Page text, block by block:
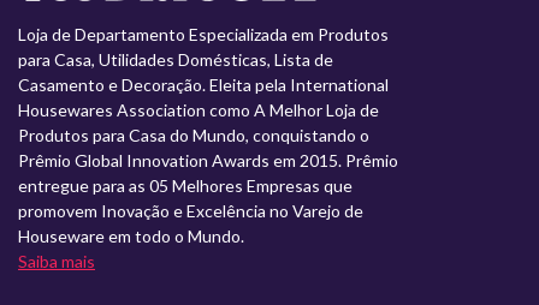
Loja de Departamento Especializada em Produtos
para Casa, Utilidades Domésticas, Lista de
Casamento e Decoração. Eleita pela International
Housewares Association como A Melhor Loja de
Produtos para Casa do Mundo, conquistando o
Prêmio Global Innovation Awards em 2015. Prêmio
entregue para as 05 Melhores Empresas que
promovem Inovação e Excelência no Varejo de
Houseware em todo o Mundo.
Saiba mais